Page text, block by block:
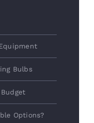
Bulbs
Options?